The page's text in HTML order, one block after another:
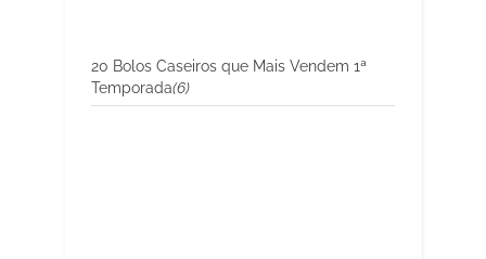
20 Bolos Caseiros que Mais Vendem 1ª
Temporada(6)